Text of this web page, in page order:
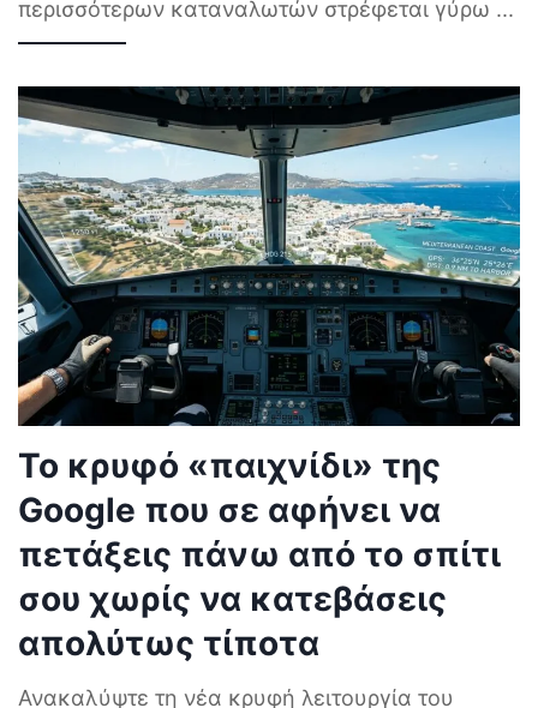
να κάνετε αμέσως αν τα
Όταν ένα πλυντήριο πιάτων σταματά να
καθαρίζει αποτελεσματικά, η πρώτη σκέψη των
περισσότερων καταναλωτών στρέφεται γύρω...
Το κρυφό «παιχνίδι» της
Google που σε αφήνει να